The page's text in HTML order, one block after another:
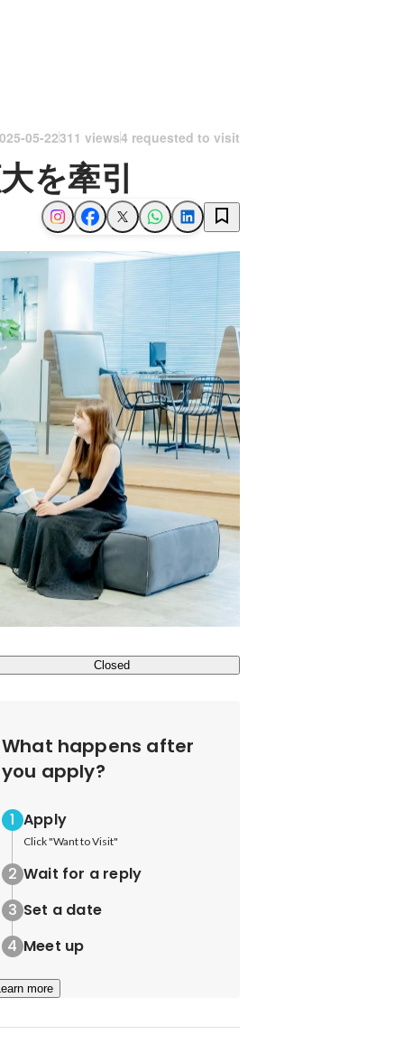
05-22311 views4 requested to visit
を牽引
Closed
What happens after
you apply?
Apply
Click "Want to Visit"
Wait for a reply
Set a date
Meet up
more